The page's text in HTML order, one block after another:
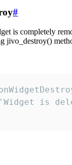
#
is completely
jivo_destroy()
is